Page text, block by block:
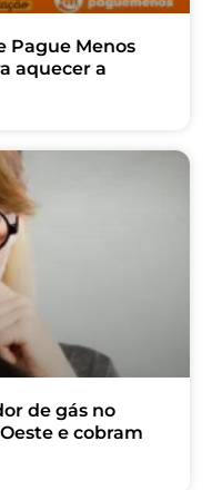
Pague Menos
aquecer a
de gás no
e cobram